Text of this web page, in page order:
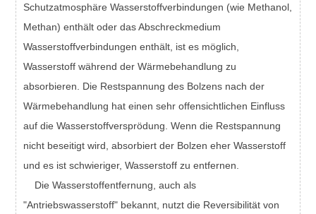
Schutzatmosphäre Wasserstoffverbindungen (wie Methanol,
Methan) enthält oder das Abschreckmedium
Wasserstoffverbindungen enthält, ist es möglich,
Wasserstoff während der Wärmebehandlung zu
absorbieren. Die Restspannung des Bolzens nach der
Wärmebehandlung hat einen sehr offensichtlichen Einfluss
auf die Wasserstoffversprödung. Wenn die Restspannung
nicht beseitigt wird, absorbiert der Bolzen eher Wasserstoff
und es ist schwieriger, Wasserstoff zu entfernen.
Die Wasserstoffentfernung, auch als
"Antriebswasserstoff" bekannt, nutzt die Reversibilität von